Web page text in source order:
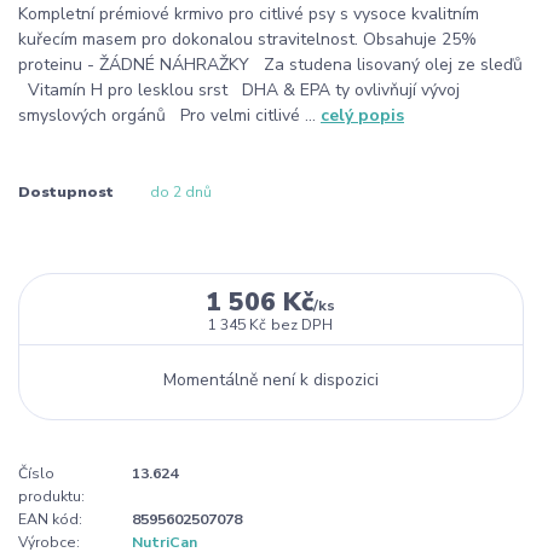
Kompletní prémiové krmivo pro citlivé psy s vysoce kvalitním
kuřecím masem pro dokonalou stravitelnost. Obsahuje 25%
proteinu - ŽÁDNÉ NÁHRAŽKY Za studena lisovaný olej ze sleďů
Vitamín H pro lesklou srst DHA & EPA ty ovlivňují vývoj
smyslových orgánů Pro velmi citlivé ... celý popis
Dostupnost do 2 dnů
1 506 Kč/ks
1 345 Kč bez DPH
Momentálně není k dispozici
Číslo
produktu:
13.624
EAN kód:
8595602507078
Výrobce:
NutriCan